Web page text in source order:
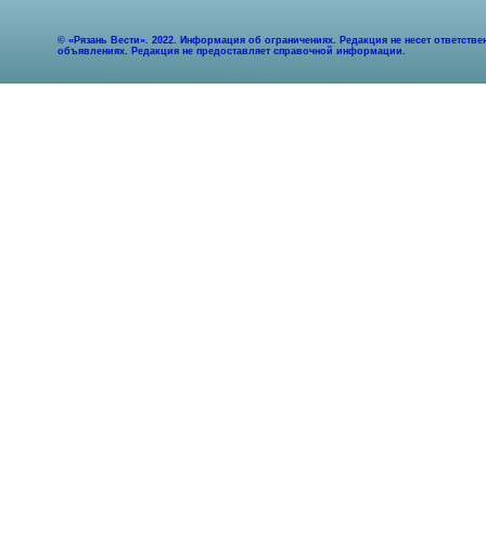
© «Рязань Вести». 2022. Информация об ограничениях. Редакция не несет
объявлениях. Редакция не предоставляет справочной информации.